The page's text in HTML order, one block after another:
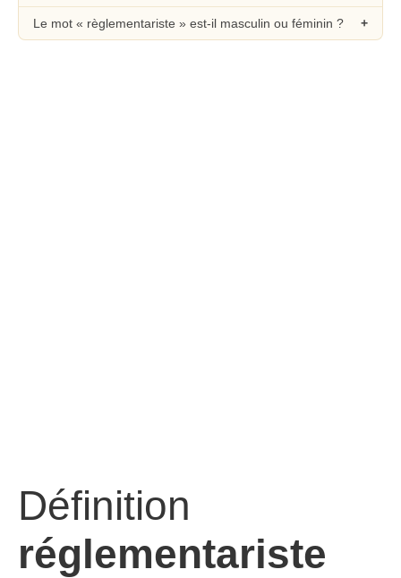
Le mot « règlementariste » est-il masculin ou féminin ?
Définition
réglementariste